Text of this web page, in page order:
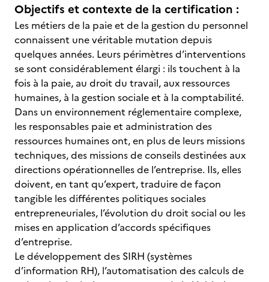
Objectifs et contexte de la certification :
Les métiers de la paie et de la gestion du personnel
connaissent une véritable mutation depuis
quelques années. Leurs périmètres d’interventions
se sont considérablement élargi : ils touchent à la
fois à la paie, au droit du travail, aux ressources
humaines, à la gestion sociale et à la comptabilité.
Dans un environnement réglementaire complexe,
les responsables paie et administration des
ressources humaines ont, en plus de leurs missions
techniques, des missions de conseils destinées aux
directions opérationnelles de l’entreprise. Ils, elles
doivent, en tant qu’expert, traduire de façon
tangible les différentes politiques sociales
entrepreneuriales, l’évolution du droit social ou les
mises en application d’accords spécifiques
d’entreprise.
Le développement des SIRH (systèmes
d’information RH), l’automatisation des calculs de